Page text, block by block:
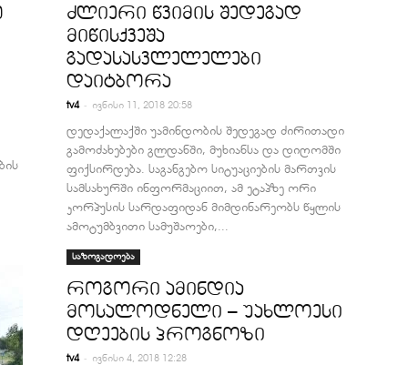
ძლიერი წვიმის შედეგად
მიწისქვეშა
გადასასვლელელები
დაიტბორა
tv4 - ივნისი 11, 2018 20:58
დედაქალაქში უამინდობის შედეგად ძირითადი
გამოძახებები გლდანში, მუხიანსა და დიღომში
ფიქსირდება. საგანგებო სიტუაციების მართვის
სამსახურში ინფორმაციით, ამ ეტაპზე ორი
კორპუსის სარდაფიდან მიმდინარეობს წყლის
ამოტუმბვითი სამუშაოები,...
საზოგადოება
როგორი ამინდია
მოსალოდნელი – უახლოესი
დღეების პროგნოზი
tv4 - ივნისი 4, 2018 12:28